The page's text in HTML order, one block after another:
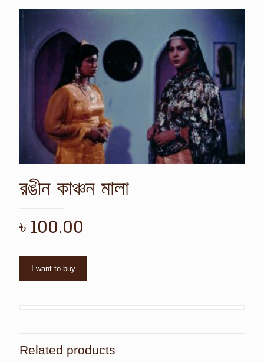
রঙীন কাঞ্চন মালা
৳ 100.00
I want to buy
Related products